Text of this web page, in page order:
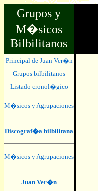
Grupos y
M�sicos
Bilbilitanos
Principal de Juan Ver�n
Grupos bilbilitanos
Listado cronol�gico
M�sicos y Agrupaciones
Discograf�a bilbilitana
M�sicos y Agrupaciones
Juan Ver�n